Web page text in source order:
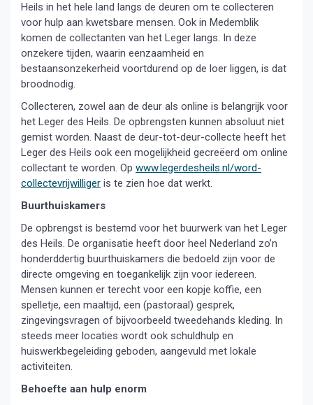
Heils in het hele land langs de deuren om te collecteren
voor hulp aan kwetsbare mensen. Ook in Medemblik
komen de collectanten van het Leger langs. In deze
onzekere tijden, waarin eenzaamheid en
bestaansonzekerheid voortdurend op de loer liggen, is dat
broodnodig.
Collecteren, zowel aan de deur als online is belangrijk voor
het Leger des Heils. De opbrengsten kunnen absoluut niet
gemist worden. Naast de deur-tot-deur-collecte heeft het
Leger des Heils ook een mogelijkheid gecreëerd om online
collectant te worden. Op www.legerdesheils.nl/word-
collectevrijwilliger is te zien hoe dat werkt.
Buurthuiskamers
De opbrengst is bestemd voor het buurwerk van het Leger
des Heils. De organisatie heeft door heel Nederland zo’n
honderddertig buurthuiskamers die bedoeld zijn voor de
directe omgeving en toegankelijk zijn voor iedereen.
Mensen kunnen er terecht voor een kopje koffie, een
spelletje, een maaltijd, een (pastoraal) gesprek,
zingevingsvragen of bijvoorbeeld tweedehands kleding. In
steeds meer locaties wordt ook schuldhulp en
huiswerkbegeleiding geboden, aangevuld met lokale
activiteiten.
Behoefte aan hulp enorm